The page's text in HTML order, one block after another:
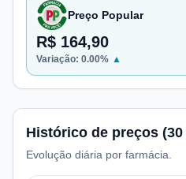
Preço Popular
R$ 164,90
Variação: 0.00% ▲
Histórico de preços (30
Evolução diária por farmácia.